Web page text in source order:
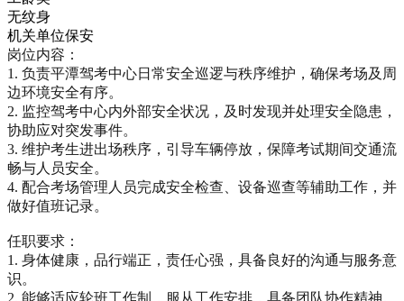
无纹身
机关单位保安
岗位内容：
1. 负责平潭驾考中心日常安全巡逻与秩序维护，确保考场及周
边环境安全有序。
2. 监控驾考中心内外部安全状况，及时发现并处理安全隐患，
协助应对突发事件。
3. 维护考生进出场秩序，引导车辆停放，保障考试期间交通流
畅与人员安全。
4. 配合考场管理人员完成安全检查、设备巡查等辅助工作，并
做好值班记录。
任职要求：
1. 身体健康，品行端正，责任心强，具备良好的沟通与服务意
识。
2. 能够适应轮班工作制，服从工作安排，具备团队协作精神。